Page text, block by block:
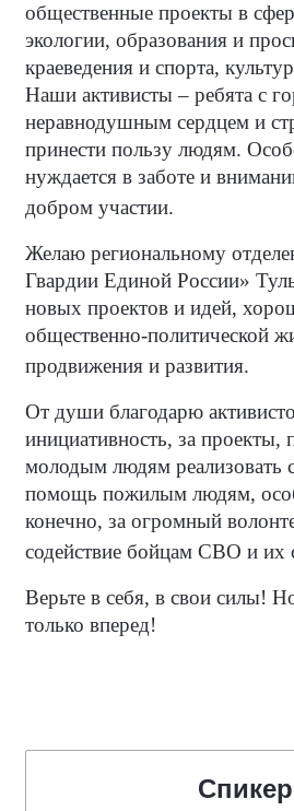
общественные проекты в
экологии, образования и
краеведения и спорта,
Наши активисты – ребята с
неравнодушным сердцем и
принести пользу людям.
нуждается в заботе и
добром участии.
Желаю региональному
Гвардии Единой России»
новых проектов и идей,
общественно-политической
продвижения и развития.
От души благодарю
инициативность, за
молодым людям реализовать
помощь пожилым людям,
конечно, за огромный
содействие бойцам СВО и их
Верьте в себя, в свои силы!
только вперед!
Спикер